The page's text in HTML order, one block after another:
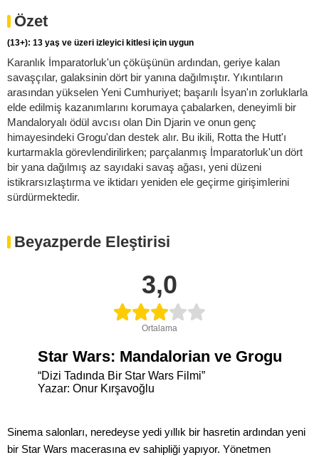
Özet
(13+): 13 yaş ve üzeri izleyici kitlesi için uygun
Karanlık İmparatorluk'un çöküşünün ardından, geriye kalan
savaşçılar, galaksinin dört bir yanına dağılmıştır. Yıkıntıların
arasından yükselen Yeni Cumhuriyet; başarılı İsyan'ın zorluklarla
elde edilmiş kazanımlarını korumaya çabalarken, deneyimli bir
Mandaloryalı ödül avcısı olan Din Djarin ve onun genç
himayesindeki Grogu'dan destek alır. Bu ikili, Rotta the Hutt'ı
kurtarmakla görevlendirilirken; parçalanmış İmparatorluk'un dört
bir yana dağılmış az sayıdaki savaş ağası, yeni düzeni
istikrarsızlaştırma ve iktidarı yeniden ele geçirme girişimlerini
sürdürmektedir.
Beyazperde Eleştirisi
3,0
Ortalama
Star Wars: Mandalorian ve Grogu
“Dizi Tadında Bir Star Wars Filmi”
Yazar: Onur Kırşavoğlu
Sinema salonları, neredeyse yedi yıllık bir hasretin ardından yeni
bir Star Wars macerasına ev sahipliği yapıyor. Yönetmen